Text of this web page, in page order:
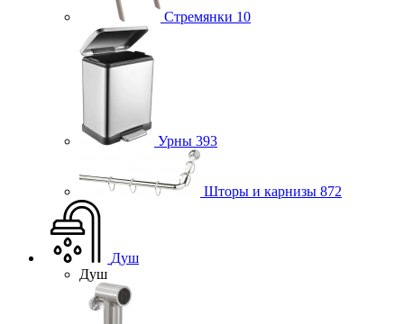
Стремянки 10
Урны 393
Шторы и карнизы 872
Душ
Душ